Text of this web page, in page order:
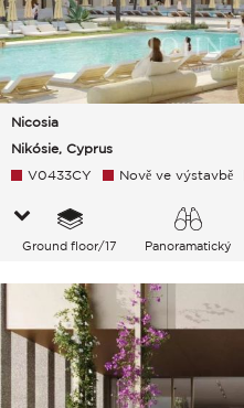
Nicosia
Nikósie, Cyprus
V0433CY
Nově ve výstavbě
Ground floor/17
Panoramatický